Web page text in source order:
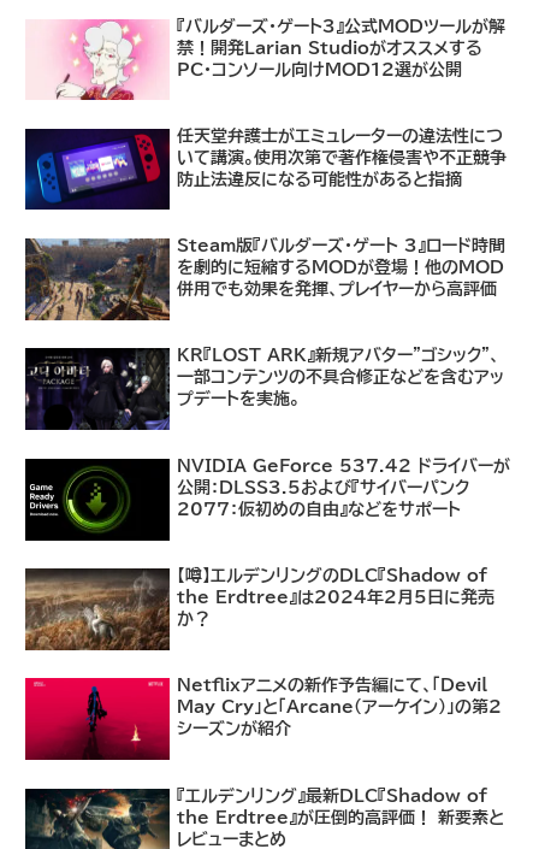
『バルダーズ・ゲート3』公式MODツールが解
禁！開発Larian Studioがオススメする
PC・コンソール向けMOD12選が公開
任天堂弁護士がエミュレーターの違法性につ
いて講演。使用次第で著作権侵害や不正競争
防止法違反になる可能性があると指摘
Steam版『バルダーズ・ゲート 3』ロード時間
を劇的に短縮するMODが登場！他のMOD
併用でも効果を発揮、プレイヤーから高評価
KR『LOST ARK』新規アバター"ゴシック"、
一部コンテンツの不具合修正などを含むアッ
プデートを実施。
NVIDIA GeForce 537.42 ドライバーが
公開：DLSS3.5および『サイバーパンク
2077：仮初めの自由』などをサポート
【噂】エルデンリングのDLC『Shadow of
the Erdtree』は2024年2月5日に発売
か？
Netflixアニメの新作予告編にて、「Devil
May Cry」と「Arcane（アーケイン）」の第2
シーズンが紹介
『エルデンリング』最新DLC『Shadow of
the Erdtree』が圧倒的高評価！ 新要素と
レビューまとめ